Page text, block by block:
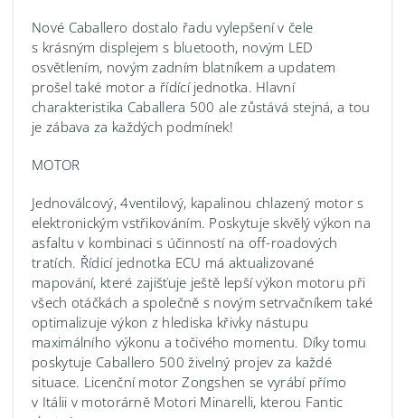
Nové Caballero dostalo řadu vylepšení v čele
s krásným displejem s bluetooth, novým LED
osvětlením, novým zadním blatníkem a updatem
prošel také motor a řídící jednotka. Hlavní
charakteristika Caballera 500 ale zůstává stejná, a tou
je zábava za každých podmínek!
MOTOR
Jednoválcový, 4ventilový, kapalinou chlazený motor s
elektronickým vstřikováním. Poskytuje skvělý výkon na
asfaltu v kombinaci s účinností na off-roadových
tratích. Řídicí jednotka ECU má aktualizované
mapování, které zajišťuje ještě lepší výkon motoru při
všech otáčkách a společně s novým setrvačníkem také
optimalizuje výkon z hlediska křivky nástupu
maximálního výkonu a točivého momentu. Díky tomu
poskytuje Caballero 500 živelný projev za každé
situace. Licenční motor Zongshen se vyrábí přímo
v Itálii v motorárně Motori Minarelli, kterou Fantic